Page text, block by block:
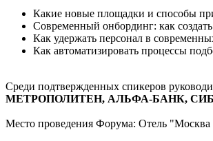
Какие новые площадки и способы
Современный онбординг: как
Как удержать персонал в
Как автоматизировать процессы
Среди подтвержденных спикеров
МЕТРОПОЛИТЕН, АЛЬФА-БАНК,
Место проведения Форума: Отель "Москва